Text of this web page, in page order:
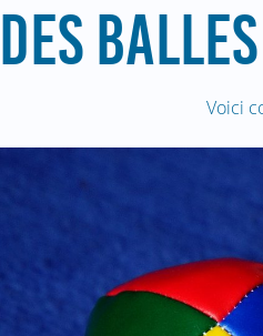
DES
Voici